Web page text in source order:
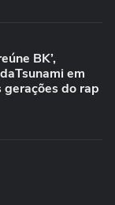
BK’,
em
do rap